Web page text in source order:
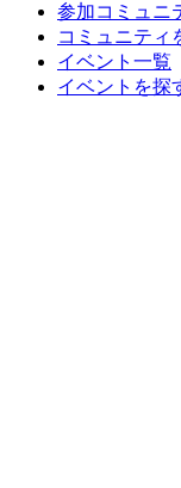
参加コミュニ
コミュニティ
イベント一覧
イベントを探